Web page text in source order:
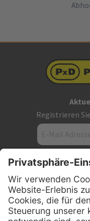
Registrieren
PxD
Hans-